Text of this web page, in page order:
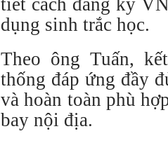
tiết cách đăng ký
dụng sinh trắc học.
Theo ông Tuấn,
thống đáp ứng đầy
và hoàn toàn phù
bay nội địa.